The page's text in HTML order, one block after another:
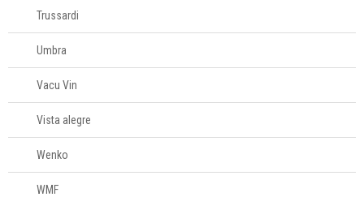
Trussardi
Umbra
Vacu Vin
Vista alegre
Wenko
WMF